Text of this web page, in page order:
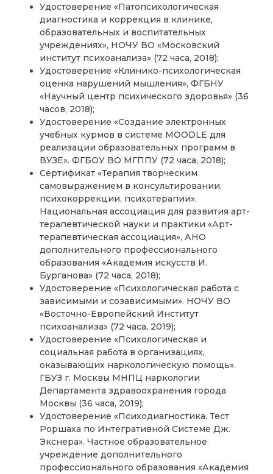
Удостоверение «Патопсихологическая
диагностика и коррекция в клинике,
образовательных и воспитательных
учреждениях», НОЧУ ВО «Московский
институт психоанализа» (72 часа, 2018);
Удостоверение «Клинико-психологическая
оценка нарушений мышления», ФГБНУ
«Научный центр психического здоровья» (36
часов, 2018);
Удостоверение «Создание электронных
учебных курмов в системе MOODLЕ для
реализации образовательных программ в
ВУЗЕ». ФГБОУ ВО МГППУ (72 часа, 2018);
Сертификат «Терапия творческим
самовыражением в консультировании,
психокоррекции, психотерапии».
Национальная ассоциация для развития арт-
терапевтической науки и практики «Арт-
терапевтическая ассоциация», АНО
дополнительного профессионального
образования «Академия искусств И.
Бурганова» (72 часа, 2018);
Удостоверение «Психологическая работа с
зависимыми и созависимыми». НОЧУ ВО
«Восточно-Европейский Институт
психоанализа» (72 часа, 2019);
Удостоверение «Психологическая и
социальная работа в организациях,
оказывающих наркологическую помощь».
ГБУЗ г. Москвы МНПЦ наркологии
Департамента здравоохранения города
Москвы (36 часа, 2019);
Удостоверение «Психодиагностика. Тест
Роршаха по Интегративной Системе Дж.
Экснера». Частное образовательное
учреждение дополнительного
профессионального образования «Академия